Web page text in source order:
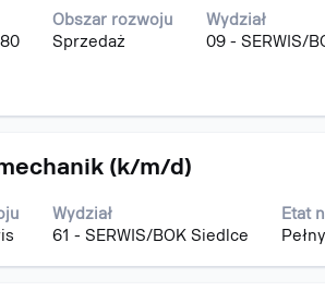
Obszar rozwoju
Sprzedaż
Wydział
09 - SERWIS/
(k/m/d)
Wydział
61 - SERWIS/BOK Siedlce
Etat